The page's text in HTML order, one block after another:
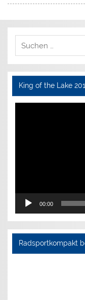
King of the Lake
00:00
Radsportkompakt